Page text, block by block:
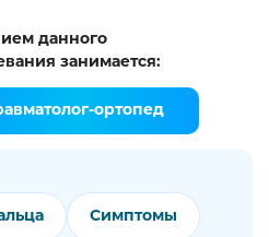
данного
занимается:
ортопед
Симптомы